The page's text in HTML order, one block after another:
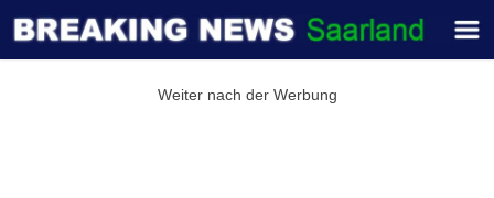
Weiter nach der Werbung